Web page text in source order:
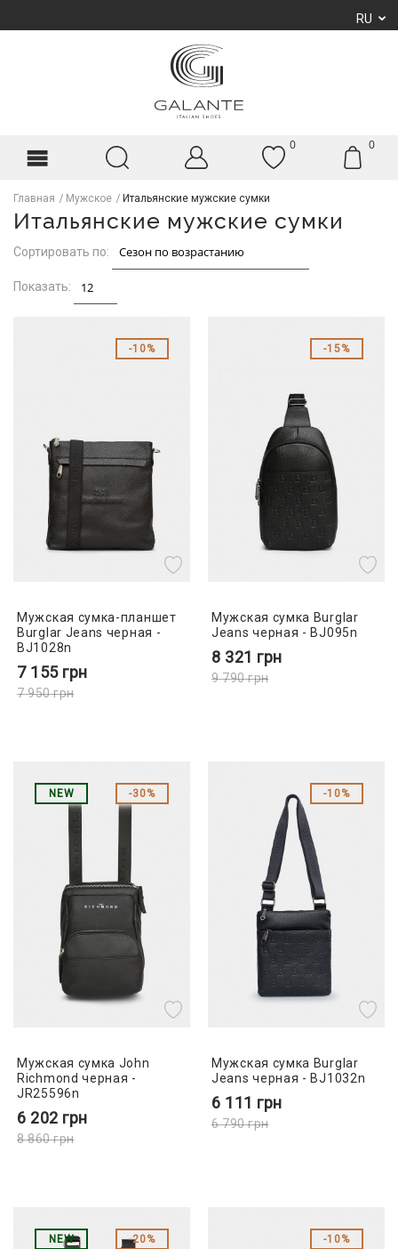
RU
0 0
Главная Мужское Итальянские мужские сумки
Итальянские мужские сумки
Сортировать по:
Показать:
10%
Мужская сумка-планшет
Burglar Jeans черная -
BJ1028n
7 155 грн
7 950грн
15%
Мужская сумка Burglar
Jeans черная - BJ095n
8 321 грн
9 790грн
NEW 30%
Мужская сумка John
Richmond черная -
JR25596n
6 202 грн
8 860грн
10%
Мужская сумка Burglar
Jeans черная - BJ1032n
6 111 грн
6 790грн
NEW 20% 10%